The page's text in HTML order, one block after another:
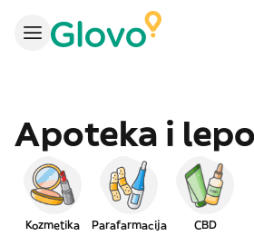
Apoteka i
Kozmetika Parafarmacija CBD